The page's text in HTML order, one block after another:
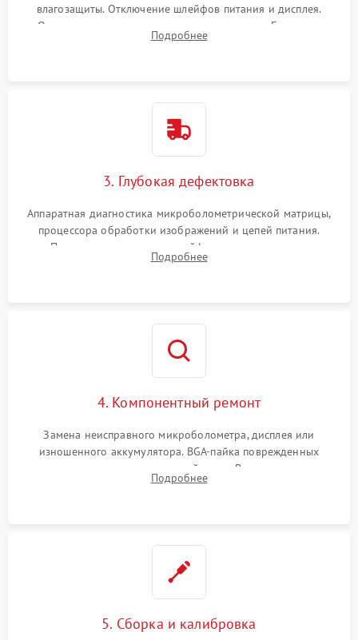
влагозащиты. Отключение шлейфов питания и дисплея.
Очистка внутренних плат от окислов и пыли. Бережная
обработка германиевого объектива специализированными
Подробнее
3. Глубокая дефектовка
Аппаратная диагностика микроболометрической матрицы,
процессора обработки изображений и цепей питания.
Проверка целостности шлейфов, модуля памяти и
интерфейсов связи. Выявление сгоревших SMD-компонентов
Подробнее
4. Компонентный ремонт
Замена неисправного микроболометра, дисплея или
изношенного аккумулятора. BGA-пайка поврежденных
контроллеров на материнской плате. Восстановление
разъемов и кнопок, замена поврежденных элементов
Подробнее
5. Сборка и калибровка